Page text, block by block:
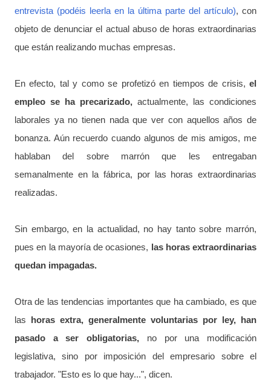
entrevista (podéis leerla en la última parte del artículo), con
objeto de denunciar el actual abuso de horas extraordinarias
que están realizando muchas empresas.
En efecto, tal y como se profetizó en tiempos de crisis, el
empleo se ha precarizado, actualmente, las condiciones
laborales ya no tienen nada que ver con aquellos años de
bonanza. Aún recuerdo cuando algunos de mis amigos, me
hablaban del sobre marrón que les entregaban
semanalmente en la fábrica, por las horas extraordinarias
realizadas.
Sin embargo, en la actualidad, no hay tanto sobre marrón,
pues en la mayoría de ocasiones, las horas extraordinarias
quedan impagadas.
Otra de las tendencias importantes que ha cambiado, es que
las horas extra, generalmente voluntarias por ley, han
pasado a ser obligatorias, no por una modificación
legislativa, sino por imposición del empresario sobre el
trabajador. "Esto es lo que hay...", dicen.